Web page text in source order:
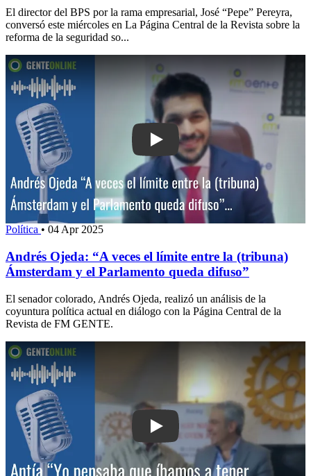
El director del BPS por la rama empresarial, José “Pepe” Pereyra,
conversó este miércoles en La Página Central de la Revista sobre la
reforma de la seguridad so...
Play: Andrés Ojeda: “A veces el
Política • 04 Apr 2025
Andrés Ojeda: “A veces el límite entre la (tribuna)
Ámsterdam y el Parlamento queda difuso”
El senador colorado, Andrés Ojeda, realizó un análisis de la
coyuntura política actual en diálogo con la Página Central de la
Revista de FM GENTE.
Play: Antía: “Yo pensaba que íbamos